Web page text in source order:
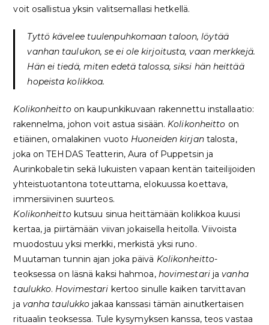
voit osallistua yksin valitsemallasi hetkellä.
Tyttö kävelee tuulenpuhkomaan taloon, löytää
vanhan taulukon, se ei ole kirjoitusta, vaan merkkejä.
Hän ei tiedä, miten edetä talossa, siksi hän heittää
hopeista kolikkoa.
Kolikonheitto on kaupunkikuvaan rakennettu installaatio:
rakennelma, johon voit astua sisään. Kolikonheitto on
etiäinen, omalakinen vuoto Huoneiden kirjantalosta,
joka on TEHDAS Teatterin, Aura of Puppetsin ja
Aurinkobaletin sekä lukuisten vapaan kentän taiteilijoiden
yhteistuotantona toteuttama, elokuussa koettava,
immersiivinen suurteos.
Kolikonheitto kutsuu sinua heittämään kolikkoa kuusi
kertaa, ja piirtämään viivan jokaisella heitolla. Viivoista
muodostuu yksi merkki, merkistä yksi runo.
Muutaman tunnin ajan joka päivä Kolikonheitto-
teoksessa on läsnä kaksi hahmoa, hovimestari javanha
taulukko. Hovimestari kertoo sinulle kaiken tarvittavan
ja vanha taulukko jakaa kanssasi tämän ainutkertaisen
rituaalin teoksessa. Tule kysymyksen kanssa, teos vastaa